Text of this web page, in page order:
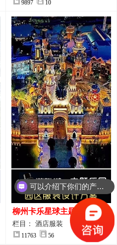
9897 10
柳州卡乐星球主题乐园园区
服装设计方案
栏目： 酒店服装
11763 56
可以介绍下你们的产品么？
你们是怎么收费的呢？